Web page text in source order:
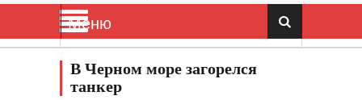
Меню
В Черном море загорелся
танкер